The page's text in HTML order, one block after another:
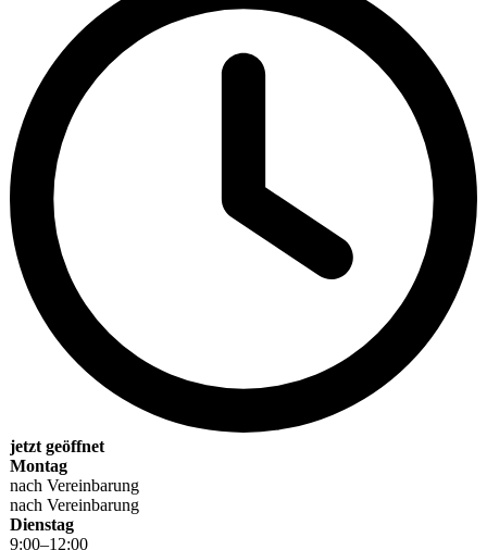
jetzt geöffnet
Montag
nach Vereinbarung
nach Vereinbarung
Dienstag
9:00–12:00